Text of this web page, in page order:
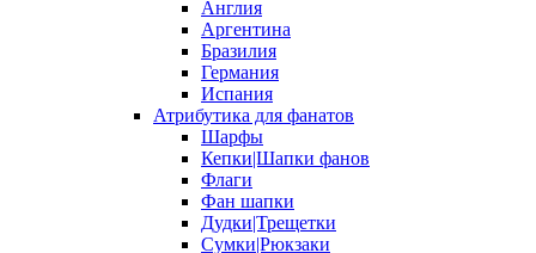
Англия
Аргентина
Бразилия
Германия
Испания
Атрибутика для фанатов
Шарфы
Кепки|Шапки фанов
Флаги
Фан шапки
Дудки|Трещетки
Сумки|Рюкзаки